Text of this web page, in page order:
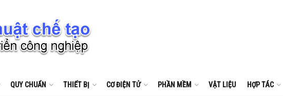
QUY CHUẨN THIẾT BỊ CƠ ĐIỆN TỬ PHẦN MỀM VẬT LIỆU HỢP TÁC